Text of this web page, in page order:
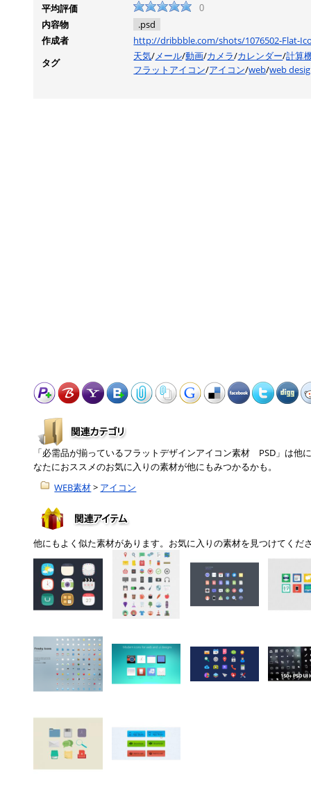
平均評価
0
内容物
.psd
作成者
http://dribbble.com/shots/1076502-Flat-
タグ
天気/メール/動画/カメラ/カレンダー/計算
フラットアイコン/アイコン/web/web
「必需品が揃っているフラットデザインアイコン素材 PSD」は他
なたにおススメのお気に入りの素材が他にもみつかるかも。
WEB素材> アイコン
他にもよく似た素材があります。お気に入りの素材を見つけてくだ